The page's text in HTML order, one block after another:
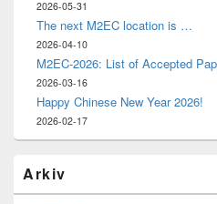
2026-05-31
The next M2EC location is …
2026-04-10
M2EC-2026: List of Accepted
2026-03-16
Happy Chinese New Year 2026!
2026-02-17
Arkiv